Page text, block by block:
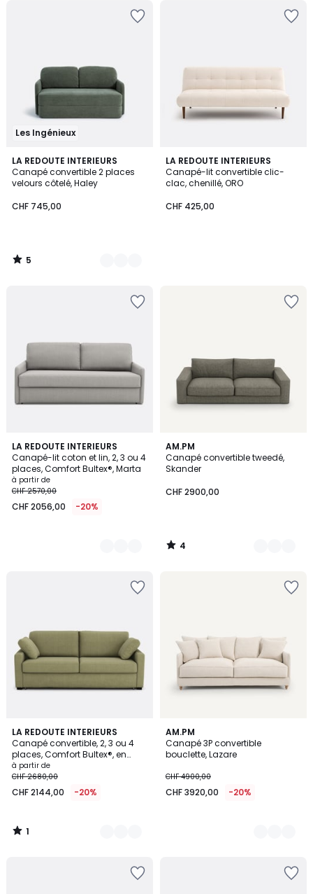
Les Ingénieux
LA REDOUTE INTERIEURS
Canapé convertible 2 places
velours côtelé, Haley
CHF 745,00
5
/
5
2
Couleurs
5
/
LA REDOUTE INTERIEURS
Canapé-lit convertible clic-
clac, chenillé, ORO
CHF 425,00
LA REDOUTE INTERIEURS
Canapé-lit coton et lin, 2, 3 ou 4
places, Comfort Bultex®, Marta
à partir de
CHF 2570,00
CHF 2056,00 -20%
3
Couleurs
AM.PM
Canapé convertible tweedé,
Skander
CHF 2900,00
4
/
5
3
Couleurs
4
/
LA REDOUTE INTERIEURS
Canapé convertible, 2, 3 ou 4
places, Comfort Bultex®, en
coton et lin, TIMOR
à partir de
CHF 2680,00
CHF 2144,00 -20%
1
/
5
3
Couleurs
1
/
AM.PM
Canapé 3P convertible
bouclette, Lazare
CHF 4900,00
CHF 3920,00 -20%
2
Couleurs